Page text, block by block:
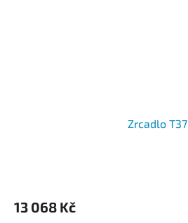
Zrcadlo T37
13 068 Kč